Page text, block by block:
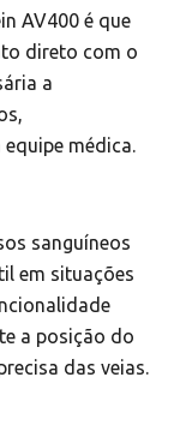
AV400 é que
direto com o
a
médica.
sanguíneos
em situações
a posição do
das veias.